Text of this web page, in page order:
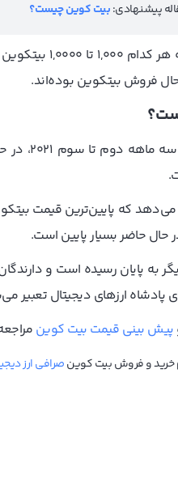
پیشنهادی:بیت کوین چیست؟
چندان نسبت به
نهنگ‌های
که پایین‌ترین قیمت
حاضر بسیار پایین است.
به پایان رسیده است و
ارزهای دیجیتال تعبیر
پیش بینی قیمت بیت کوین
خرید و فروش بیت کوینصرافی ارز